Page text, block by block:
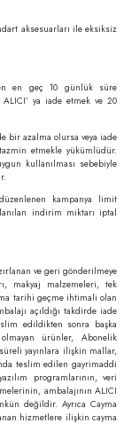
aksesuarları ile eksiksiz
en geç 10 günlük süre
ya iade etmek ve 20
bir azalma olursa veya iade
etmekle yükümlüdür.
kullanılması sebebiyle
kampanya limit
indirim miktarı iptal
ve geri gönderilmeye
makyaj malzemeleri, tek
tarihi geçme ihtimali olan
açıldığı takdirde iade
edildikten sonra başka
ürünler, Abonelik
yayınlara ilişkin mallar,
teslim edilen gayrimaddi
programlarının, veri
ambalajının ALICI
değildir. Ayrıca Cayma
hizmetlere ilişkin cayma